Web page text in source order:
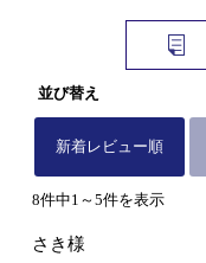
並び替え
新着レビュー順
8件中1～5件を表示
さき様